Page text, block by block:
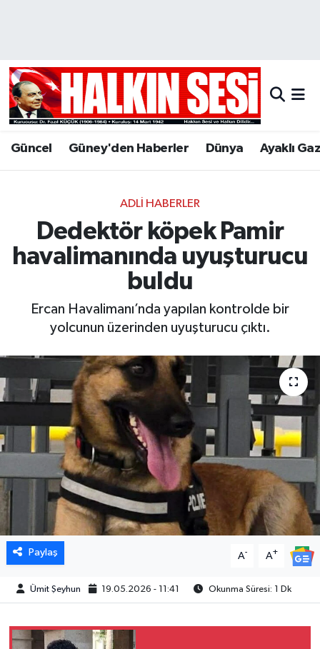
Güncel Güney'den Haberler Dünya Ayaklı
ADLI HABERLER
Dedektör köpek Pamir
havalimanında uyuşturucu
buldu
Ercan Havalimanı’nda yapılan kontrolde bir
yolcunun üzerinden uyuşturucu çıktı.
Paylaş A- A+
Ümit Şeyhun 19.05.2026 - 11:41 Okunma Süresi: 1 Dk
Hava Durumu
Trafik Durumu
Tüm Manşetler
Son Dakika Haberleri